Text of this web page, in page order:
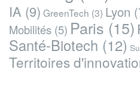
IA (9) GreenTech (3) Lyon
Mobilités (5) Paris (15)
Santé-Biotech (12)
Territoires